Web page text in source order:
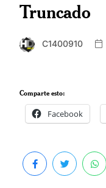
Truncado
C1400910
Comparte esto:
Facebook